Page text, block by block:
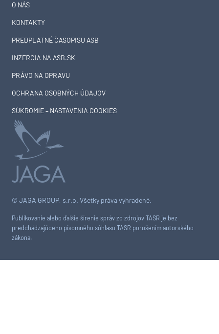
© JAGA GROUP, s.r.o. Všetky práva vyhradené.
Publikovanie alebo ďalšie šírenie správ zo zdrojov TASR je bez
predchádzajúceho písomného súhlasu TASR porušením autorského
zákona.
O NÁS
KONTAKTY
PREDPLATNÉ ČASOPISU ASB
INZERCIA NA ASB.SK
PRÁVO NA OPRAVU
OCHRANA OSOBNÝCH ÚDAJOV
SÚKROMIE – NASTAVENIA COOKIES